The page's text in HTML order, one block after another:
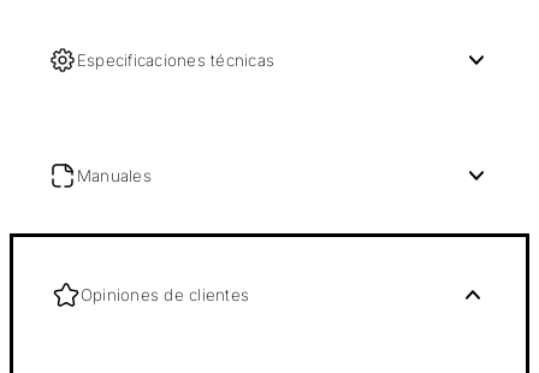
Especificaciones técnicas
Manuales
Opiniones de clientes